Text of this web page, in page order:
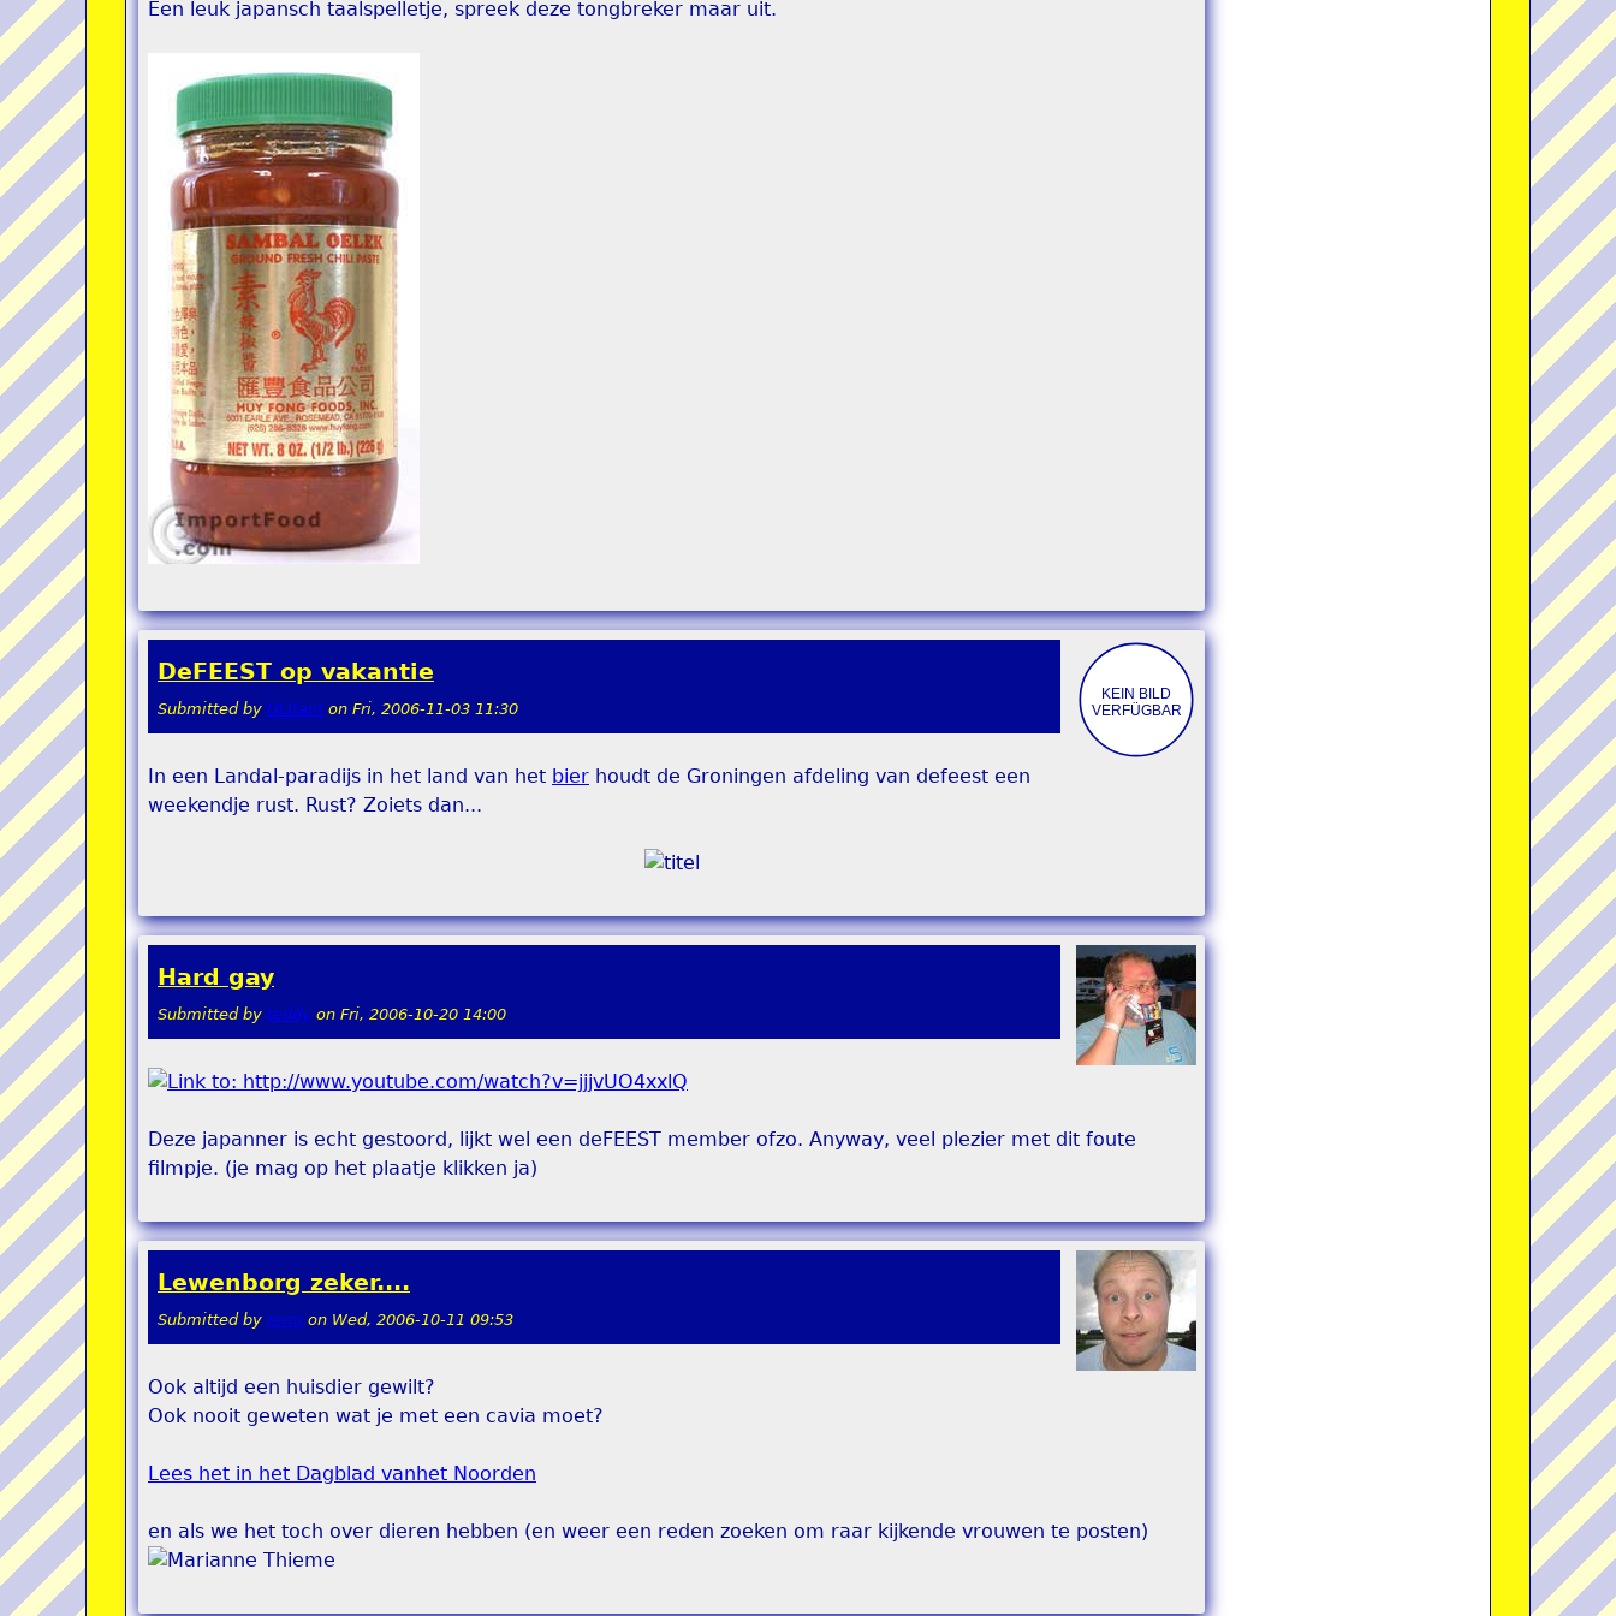
Een leuk japansch taalspelletje, spreek deze tongbreker maar uit.
DeFEEST op vakantie
Submitted by ULIfanton Fri, 2006-11-03 11:30
In een Landal-paradijs in het land van het bier houdt de Groningen afdeling van defeest een
weekendje rust. Rust? Zoiets dan...
Hard gay
Submitted by teddy on Fri, 2006-10-20 14:00
Deze japanner is echt gestoord, lijkt wel een deFEEST member ofzo. Anyway, veel plezier met dit foute
filmpje. (je mag op het plaatje klikken ja)
Lewenborg zeker....
Submitted by remi on Wed, 2006-10-11 09:53
Ook altijd een huisdier gewilt?
Ook nooit geweten wat je met een cavia moet?
Lees het in het Dagblad vanhet Noorden
en als we het toch over dieren hebben (en weer een reden zoeken om raar kijkende vrouwen te posten)